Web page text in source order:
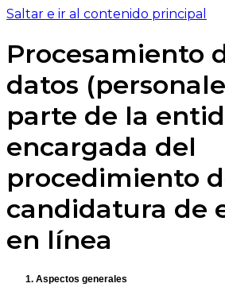
Saltar e ir al contenido principal
Procesamiento
datos
parte de la
encargada del
procedimiento
candidatura de
en línea
1. Aspectos generales